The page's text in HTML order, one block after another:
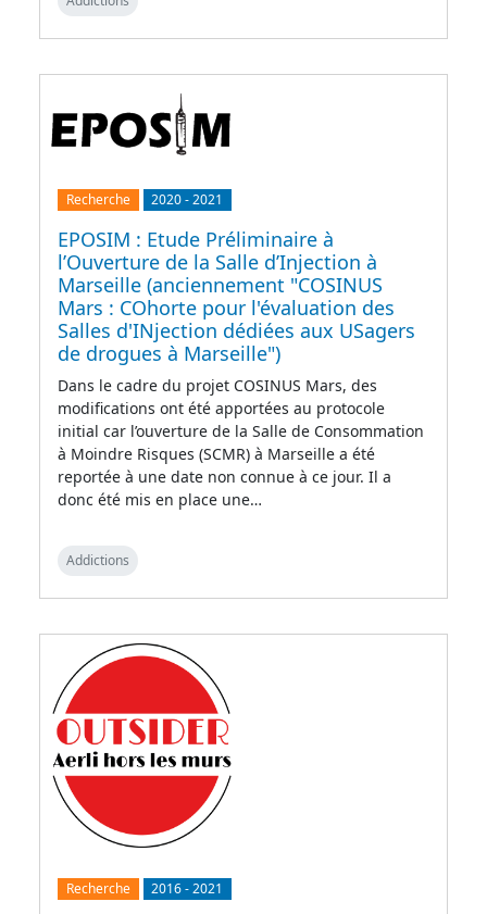
Recherche 2020-2021
EPOSIM : Etude Préliminaire à
l’Ouverture de la Salle d’Injection à
Marseille (anciennement "COSINUS
Mars : COhorte pour l'évaluation des
Salles d'INjection dédiées aux USagers
de drogues à Marseille")
Dans le cadre du projet COSINUS Mars, des
modifications ont été apportées au protocole
initial car l’ouverture de la Salle de Consommation
à Moindre Risques (SCMR) à Marseille a été
reportée à une date non connue à ce jour. Il a
donc été mis en place une…
Addictions
Recherche 2016-2021